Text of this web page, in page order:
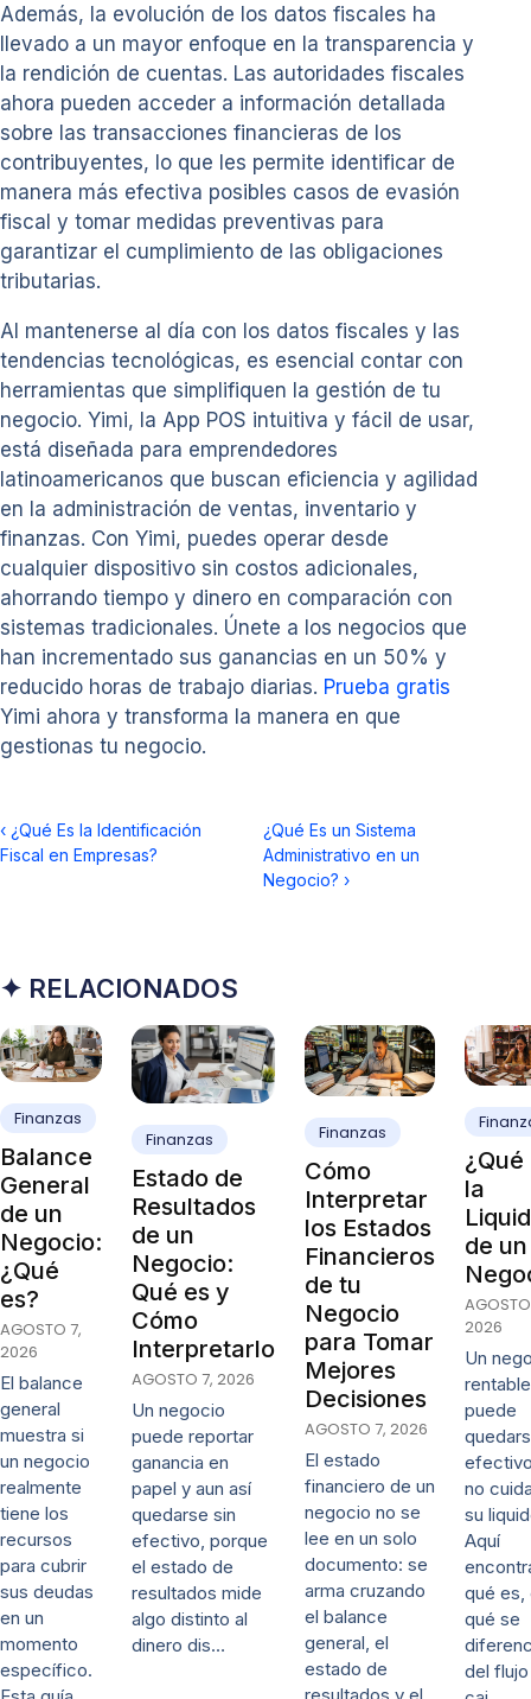
Además, la evolución de los datos fiscales ha
llevado a un mayor enfoque en la transparencia y
la rendición de cuentas. Las autoridades fiscales
ahora pueden acceder a información detallada
sobre las transacciones financieras de los
contribuyentes, lo que les permite identificar de
manera más efectiva posibles casos de evasión
fiscal y tomar medidas preventivas para
garantizar el cumplimiento de las obligaciones
tributarias.
Al mantenerse al día con los datos fiscales y las
tendencias tecnológicas, es esencial contar con
herramientas que simplifiquen la gestión de tu
negocio. Yimi, la App POS intuitiva y fácil de usar,
está diseñada para emprendedores
latinoamericanos que buscan eficiencia y agilidad
en la administración de ventas, inventario y
finanzas. Con Yimi, puedes operar desde
cualquier dispositivo sin costos adicionales,
ahorrando tiempo y dinero en comparación con
sistemas tradicionales. Únete a los negocios que
han incrementado sus ganancias en un 50% y
reducido horas de trabajo diarias. Prueba gratis
Yimi ahora y transforma la manera en que
gestionas tu negocio.
‹ ¿Qué Es la Identificación
Fiscal en Empresas?
¿Qué Es un Sistema
Administrativo en un
Negocio? ›
✦ RELACIONADOS
Finanzas
Balance
General
de un
Negocio:
¿Qué
es?
AGOSTO 7,
2026
El balance
general
muestra si
un negocio
realmente
tiene los
recursos
para cubrir
sus deudas
en un
momento
específico.
Finanzas
Estado de
Resultados
de un
Negocio:
Qué es y
Cómo
Interpretarlo
AGOSTO 7, 2026
Un negocio
puede reportar
ganancia en
papel y aun así
quedarse sin
efectivo, porque
el estado de
resultados mide
algo distinto al
dinero dis…
Finanzas
Cómo
Interpretar
los Estados
Financieros
de tu
Negocio
para Tomar
Mejores
Decisiones
AGOSTO 7, 2026
El estado
financiero de un
negocio no se
lee en un solo
documento: se
arma cruzando
el balance
general, el
estado de
¿Qué
la
de un
2026
Un
rentable
puede
no
su
Aquí
qué es,
qué se
del